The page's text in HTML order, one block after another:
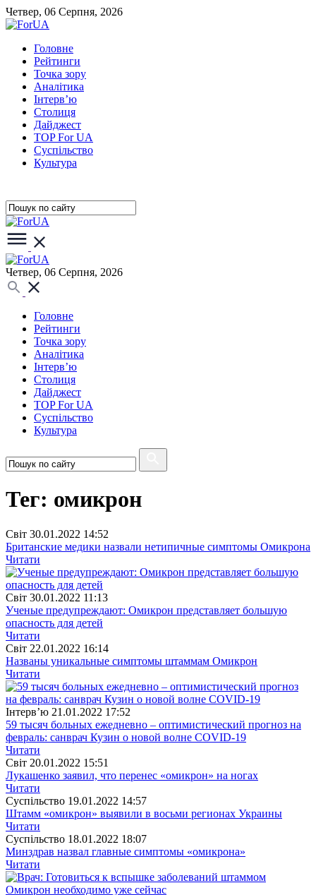
Четвер, 06 Серпня, 2026
Головне
Рейтинги
Точка зору
Аналітика
Інтерв’ю
Столиця
Дайджест
TOP For UA
Суспiльство
Культура
Четвер, 06 Серпня, 2026
Головне
Рейтинги
Точка зору
Аналітика
Інтерв’ю
Столиця
Дайджест
TOP For UA
Суспiльство
Культура
Тег: омикрон
Свiт 30.01.2022 14:52
Британские медики назвали нетипичные симптомы Омикрона
Читати
Свiт 30.01.2022 11:13
Ученые предупреждают: Омикрон представляет большую
опасность для детей
Читати
Свiт 22.01.2022 16:14
Названы уникальные симптомы штаммам Омикрон
Читати
Інтерв’ю 21.01.2022 17:52
59 тысяч больных ежедневно – оптимистический прогноз на
февраль: санврач Кузин о новой волне COVID-19
Читати
Свiт 20.01.2022 15:51
Лукашенко заявил, что перенес «омикрон» на ногах
Читати
Суспiльство 19.01.2022 14:57
Штамм «омикрон» выявили в восьми регионах Украины
Читати
Суспiльство 18.01.2022 18:07
Минздрав назвал главные симптомы «омикрона»
Читати